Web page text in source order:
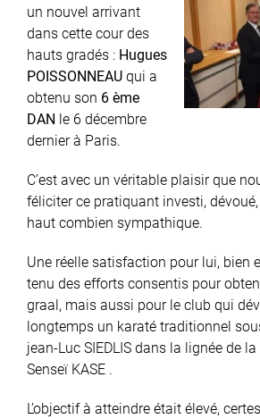
un nouvel arrivant
dans cette cour des
hauts gradés : Hugues
POISSONNEAU qui a
obtenu son 6 ème
DAN le 6 décembre
dernier à Paris.
C’est avec un véritable plaisir que
féliciter ce pratiquant investi,
haut combien sympathique.
Une réelle satisfaction pour lui, bien
tenu des efforts consentis pour
graal, mais aussi pour le club qui
longtemps un karaté traditionnel
jean-Luc SIEDLIS dans la lignée de
Senseï KASE .
L’objectif à atteindre était élevé,